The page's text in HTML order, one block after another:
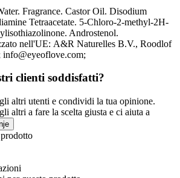
Fragrance. Castor Oil. Disodium
Tetraacetate. 5-Chloro-2-methyl-2H-
Androstenol.
nell'UE: A&R Naturelles B.V., Roodlof
info@eyeoflove.com;
clienti soddisfatti?
altri utenti e condividi la tua opinione.
altri a fare la scelta giusta e ci aiuta a